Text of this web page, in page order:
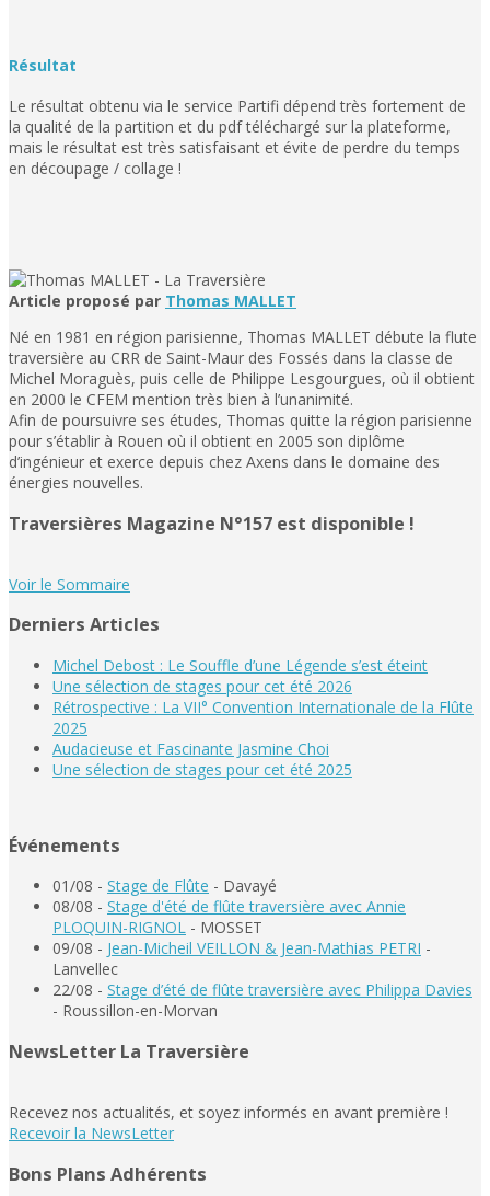
Résultat
Le résultat obtenu via le service Partifi dépend très fortement de
la qualité de la partition et du pdf téléchargé sur la plateforme,
mais le résultat est très satisfaisant et évite de perdre du temps
en découpage / collage !
Article proposé par Thomas MALLET
Né en 1981 en région parisienne, Thomas MALLET débute la flute
traversière au CRR de Saint-Maur des Fossés dans la classe de
Michel Moraguès, puis celle de Philippe Lesgourgues, où il obtient
en 2000 le CFEM mention très bien à l’unanimité.
Afin de poursuivre ses études, Thomas quitte la région parisienne
pour s’établir à Rouen où il obtient en 2005 son diplôme
d’ingénieur et exerce depuis chez Axens dans le domaine des
énergies nouvelles.
Traversières Magazine N°157 est disponible !
Voir le Sommaire
Derniers Articles
Michel Debost : Le Souffle d’une Légende s’est éteint
Une sélection de stages pour cet été 2026
Rétrospective : La VII° Convention Internationale de la Flûte
2025
Audacieuse et Fascinante Jasmine Choi
Une sélection de stages pour cet été 2025
Événements
01/08 - Stage de Flûte - Davayé
08/08 - Stage d'été de flûte traversière avec Annie
PLOQUIN-RIGNOL - MOSSET
09/08 - Jean-Micheil VEILLON & Jean-Mathias PETRI -
Lanvellec
22/08 - Stage d’été de flûte traversière avec Philippa Davies
- Roussillon-en-Morvan
NewsLetter La Traversière
Recevez nos actualités, et soyez informés en avant première !
Recevoir la NewsLetter
Bons Plans Adhérents